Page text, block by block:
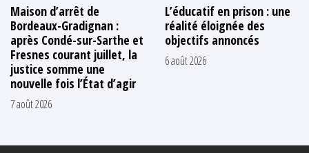
Maison d’arrêt de
Bordeaux-Gradignan :
après Condé-sur-Sarthe et
Fresnes courant juillet, la
justice somme une
nouvelle fois l’État d’agir
7 août 2026
L’éducatif en prison : une
réalité éloignée des
objectifs annoncés
6 août 2026